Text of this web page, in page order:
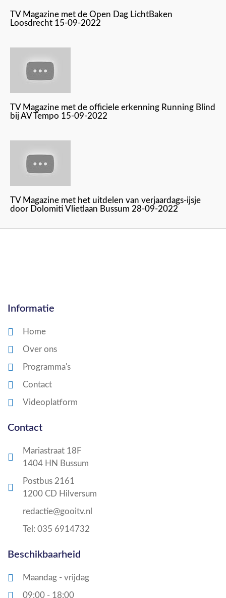
TV Magazine met de Open Dag LichtBaken
Loosdrecht 15-09-2022
TV Magazine met de officiele erkenning Running Blind
bij AV Tempo 15-09-2022
TV Magazine met het uitdelen van verjaardags-ijsje
door Dolomiti Vlietlaan Bussum 28-09-2022
Informatie
Home
Over ons
Programma's
Contact
Videoplatform
Contact
Mariastraat 18F
1404 HN Bussum
Postbus 2161
1200 CD Hilversum
redactie@gooitv.nl
Tel: 035 6914732
Beschikbaarheid
Maandag - vrijdag
09:00 - 18:00